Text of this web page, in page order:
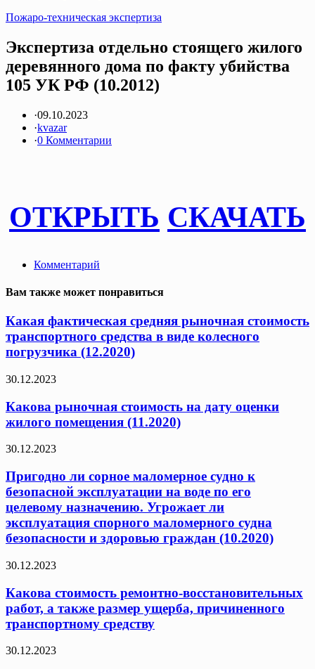
Пожаро-техническая экспертиза
Экспертиза отдельно стоящего жилого
деревянного дома по факту убийства
105 УК РФ (10.2012)
·09.10.2023
·kvazar
·0 Комментарии
ОТКРЫТЬ СКАЧАТЬ
Комментарий
Вам также может понравиться
Какая фактическая средняя рыночная стоимость
транспортного средства в виде колесного
погрузчика (12.2020)
30.12.2023
Какова рыночная стоимость на дату оценки
жилого помещения (11.2020)
30.12.2023
Пригодно ли сорное маломерное судно к
безопасной эксплуатации на воде по его
целевому назначению. Угрожает ли
эксплуатация спорного маломерного судна
безопасности и здоровью граждан (10.2020)
30.12.2023
Какова стоимость ремонтно-восстановительных
работ, а также размер ущерба, причиненного
транспортному средству
30.12.2023